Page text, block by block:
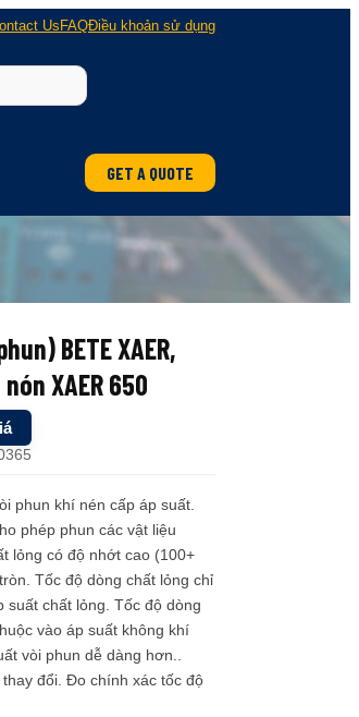
Us FAQĐiều khoản sử dụng
GET A QUOTE
BETE XAER,
XAER 650
phun khí nén cấp áp suất.
phép phun các vật liệu
lỏng có độ nhớt cao (100+
Tốc độ dòng chất lỏng chỉ
suất chất lỏng. Tốc độ dòng
vào áp suất không khí
vòi phun dễ dàng hơn..
đổi. Đo chính xác tốc độ